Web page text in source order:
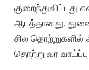
குறைந்துவிட்டது
ஆபத்தானது.
சில
தொற்று வர